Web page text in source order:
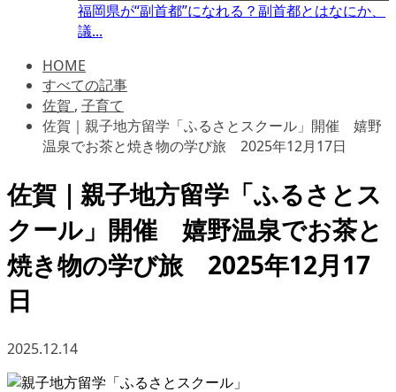
福岡県が“副首都”になれる？副首都とはなにか、
議...
HOME
すべての記事
佐賀 , 子育て
佐賀｜親子地方留学「ふるさとスクール」開催 嬉野
温泉でお茶と焼き物の学び旅 2025年12月17日
佐賀｜親子地方留学「ふるさとス
クール」開催 嬉野温泉でお茶と
焼き物の学び旅 2025年12月17
日
2025.12.14